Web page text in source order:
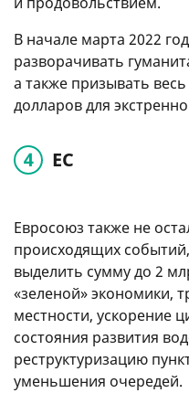
В начале марта 2022
разворачивать
а также призывать
долларов для
ЕС
Евросоюз также не
происходящих
выделить сумму до 2
«зеленой» экономики,
местности, ускорение
состояния развития
реструктуризацию
уменьшения очередей.